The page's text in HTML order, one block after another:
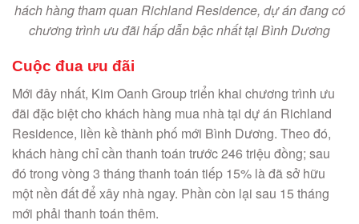
hách hàng tham quan Richland Residence, dự án đang có
chương trình ưu đãi hấp dẫn bậc nhất tại Bình Dương
Cuộc đua ưu đãi
Mới đây nhất, Kim Oanh Group triển khai chương trình ưu
đãi đặc biệt cho khách hàng mua nhà tại dự án Richland
Residence, liền kề thành phố mới Bình Dương. Theo đó,
khách hàng chỉ cần thanh toán trước 246 triệu đồng; sau
đó trong vòng 3 tháng thanh toán tiếp 15% là đã sở hữu
một nền đất để xây nhà ngay. Phần còn lại sau 15 tháng
mới phải thanh toán thêm.